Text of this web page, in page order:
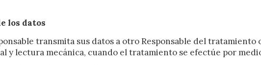
los datos
transmita sus datos a otro Responsable del
y lectura mecánica, cuando el tratamiento se efectúe por
Guardar configuración Aceptar